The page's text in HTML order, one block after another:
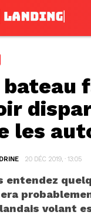
bateau
les
20 DÉC 2019, · 13:05
entendez
volant